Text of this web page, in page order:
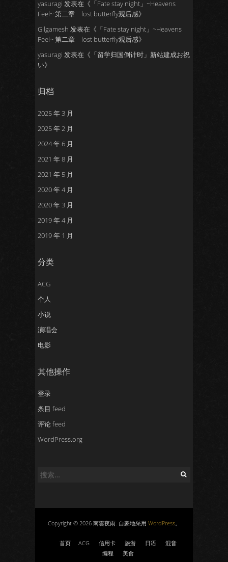
yasuragi 发表在《 「Fate stay night」~Heavens
Feel~ 第二章 lost butterfly观后感》
Gilgamesh 发表在《 「Fate stay night」~Heavens
Feel~ 第二章 lost butterfly观后感》
yasuragi 发表在《 「留学归国倒计时」新站建成お祝
い》
归档
2025 年 3 月
2025 年 2 月
2024 年 6 月
2021 年 8 月
2021 年 5 月
2020 年 4 月
2020 年 3 月
2019 年 4 月
2019 年 1 月
分类
ACG
个人
小说
演唱会
电影
其他操作
登录
条目 feed
评论 feed
WordPress.org
搜
Copyright © 2026 南雲夜雨. 自豪地采用 WordPress。
首页 ACG 信用卡 旅游 日语
混音
编程
美食